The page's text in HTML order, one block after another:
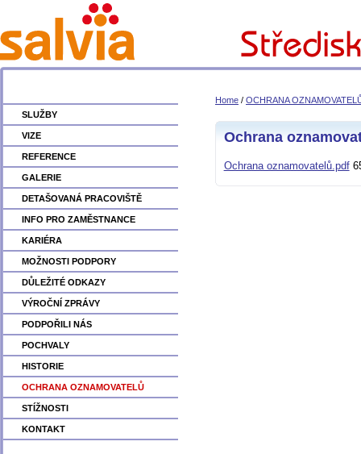
SLUŽBY
VIZE
REFERENCE
GALERIE
DETAŠOVANÁ PRACOVIŠTĚ
INFO PRO ZAMĚSTNANCE
KARIÉRA
MOŽNOSTI PODPORY
DŮLEŽITÉ ODKAZY
VÝROČNÍ ZPRÁVY
PODPOŘILI NÁS
POCHVALY
HISTORIE
OCHRANA OZNAMOVATELŮ
STÍŽNOSTI
KONTAKT
Home / OCHRANA
Ochrana
Ochrana oznamovatelů.pdf